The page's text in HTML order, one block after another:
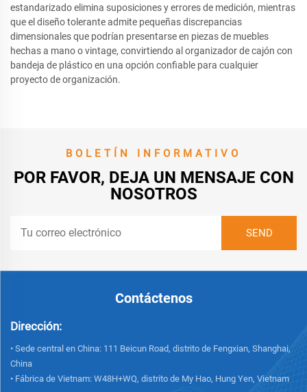
estandarizado elimina suposiciones y errores de medición, mientras
que el diseño tolerante admite pequeñas discrepancias
dimensionales que podrían presentarse en piezas de muebles
hechas a mano o vintage, convirtiendo al organizador de cajón con
bandeja de plástico en una opción confiable para cualquier
proyecto de organización.
BOLETÍN INFORMATIVO
POR FAVOR, DEJA UN MENSAJE CON
NOSOTROS
Contáctenos
Dirección:
• Sede central en China: 111 Beicun Road, distrito de Fengxian, Shanghai,
China
• Fábrica de Vietnam: W48H+WQ, distrito de My Hao, Hung Yen, Vietnam